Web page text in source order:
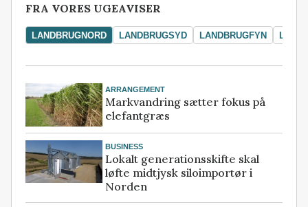
FRA VORES UGEAVISER
LANDBRUGNORD LANDBRUGSYD LANDBRUGFYN
ARRANGEMENT
Markvandring sætter fokus på
elefantgræs
BUSINESS
Lokalt generationsskifte skal
løfte midtjysk siloimportør i
Norden